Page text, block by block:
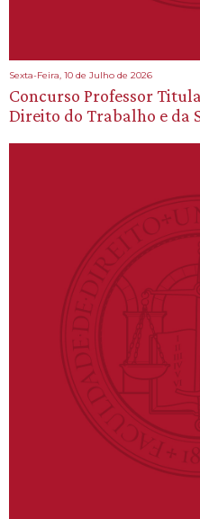
Sexta-Feira, 10 de Julho de 2026
Concurso Professor
Direito do Trabalho e da